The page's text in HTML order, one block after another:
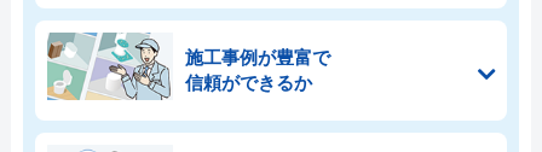
施工事例が豊富で
信頼ができるか